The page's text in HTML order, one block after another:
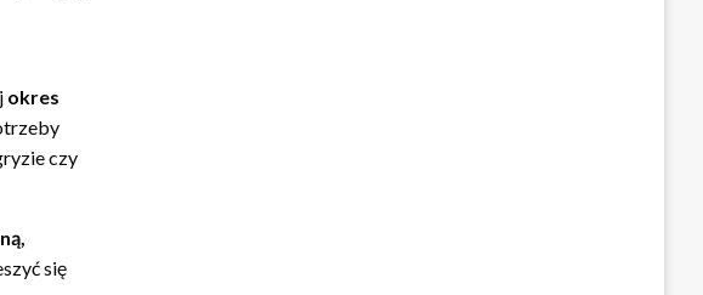
okres
czy
się